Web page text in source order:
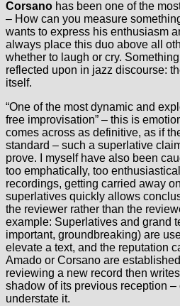
Corsano has been one of the
– How can you measure
wants to express his enthusiasm
always place this duo above all
whether to laugh or cry.
reflected upon in jazz discourse:
itself.
“One of the most dynamic and
free improvisation” – this is
comes across as definitive, as if
standard – such a superlative
prove. I myself have also been
too emphatically, too
recordings, getting carried away
superlatives quickly allows
the reviewer rather than the
example: Superlatives and grand
important, groundbreaking) are
elevate a text, and the reputation
Amado or Corsano are
reviewing a new record then
shadow of its previous reception –
understate it.